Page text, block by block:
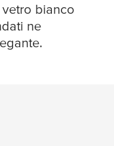
bianco
ne